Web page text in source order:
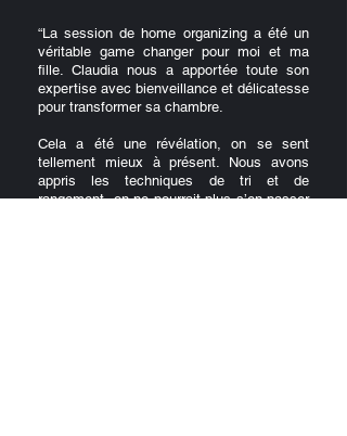
“La session de home organizing a été un
véritable game changer pour moi et ma
fille. Claudia nous a apportée toute son
expertise avec bienveillance et délicatesse
pour transformer sa chambre.
Cela a été une révélation, on se sent
tellement mieux à présent. Nous avons
appris les techniques de tri et de
rangement, on ne pourrait plus s’en passer